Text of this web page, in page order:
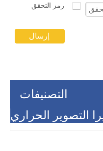
إرسال
التصنيفات
التصوير الحراري